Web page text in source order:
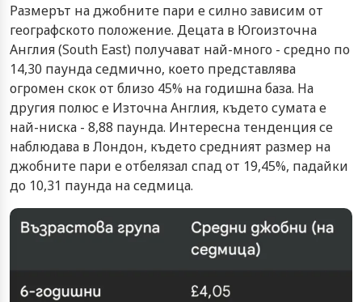
Размерът на джобните пари е силно зависим от
географското положение. Децата в Югоизточна
Англия (South East) получават най-много - средно по
14,30 паунда седмично, което представлява
огромен скок от близо 45% на годишна база. На
другия полюс е Източна Англия, където сумата е
най-ниска - 8,88 паунда. Интересна тенденция се
наблюдава в Лондон, където средният размер на
джобните пари е отбелязал спад от 19,45%, падайки
до 10,31 паунда на седмица.